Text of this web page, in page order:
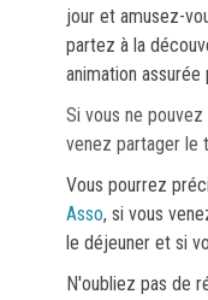
jour et amusez-
partez à la
animation assurée
Si vous ne pouvez
venez partager le
Vous pourrez
Asso, si vous
le déjeuner et si
N'oubliez pas de